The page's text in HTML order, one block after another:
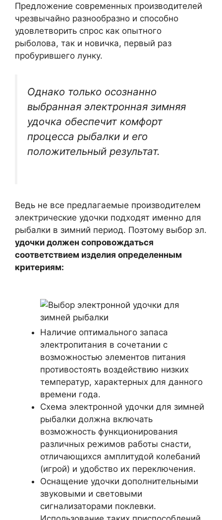
Предложение современных производителей
чрезвычайно разнообразно и способно
удовлетворить спрос как опытного
рыболова, так и новичка, первый раз
пробурившего лунку.
Однако только осознанно
выбранная электронная зимняя
удочка обеспечит комфорт
процесса рыбалки и его
положительный результат.
Ведь не все предлагаемые производителем
электрические удочки подходят именно для
рыбалки в зимний период. Поэтому выбор эл.
удочки должен сопровождаться
соответствием изделия определенным
критериям:
Наличие оптимального запаса
электропитания в сочетании с
возможностью элементов питания
противостоять воздействию низких
температур, характерных для данного
времени года.
Схема электронной удочки для зимней
рыбалки должна включать
возможность функционирования
различных режимов работы снасти,
отличающихся амплитудой колебаний
(игрой) и удобство их переключения.
Оснащение удочки дополнительными
звуковыми и световыми
сигнализаторами поклевки.